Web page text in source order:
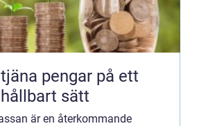
pengar på ett
sätt
är en återkommande